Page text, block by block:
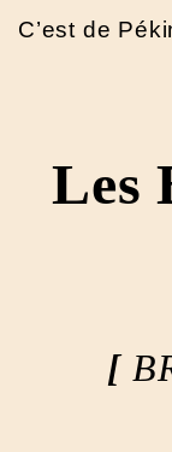
C’est de
Les
[